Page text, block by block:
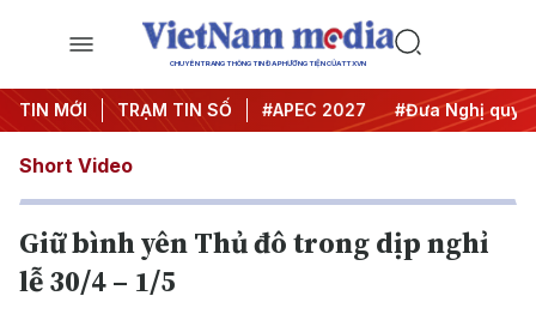
CHUYÊN TRANG THÔNG TIN ĐA PHƯƠNG TIỆN CỦA TTXVN
TIN MỚI TRẠM TIN SỐ
#Hội nghị Trung ương 3 #APEC 2027 #Đưa Nghị quyết
Short Video
Giữ bình yên Thủ đô trong dịp nghỉ
lễ 30/4 – 1/5